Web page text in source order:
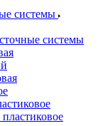
системы
системы